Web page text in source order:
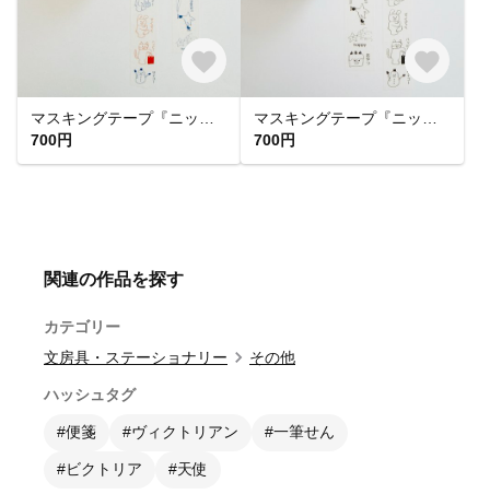
700円
700円
関連の作品を探す
カテゴリー
文房具・ステーショナリー
その他
ハッシュタグ
#便箋 #ヴィクトリアン #一筆せん
#ビクトリア #天使